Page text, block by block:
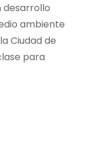
desarrollo
ambiente
Ciudad de
para